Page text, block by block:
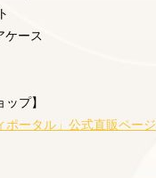
ース
ップ】
ポータル」公式直販ページ